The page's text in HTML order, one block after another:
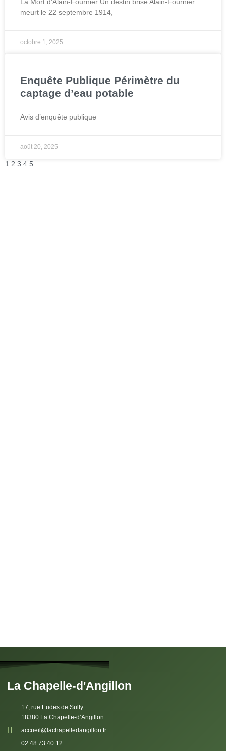
meurt le 22 septembre 1914,
octobre 1, 2025
Enquête Publique Périmètre du
captage d’eau potable
Avis d’enquête publique
août 20, 2025
1 2 3 4 5
La Chapelle-d'Angillon
17, rue Eudes de Sully
18380 La Chapelle-d’Angillon
accueil@lachapelledangillon.fr
02 48 73 40 12